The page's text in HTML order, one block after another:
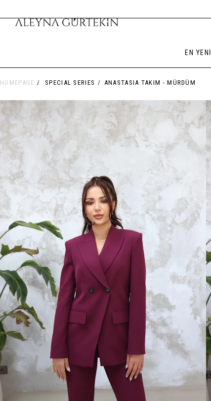
EN YENİ
HOMEPAGE SPECIAL SERIES ANASTASIA TAKIM - MÜRDÜM